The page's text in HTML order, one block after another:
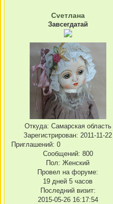
Сvетлана
Завсегдатай
Откуда: Самарская область
Зарегистрирован: 2011-11-22
Приглашений: 0
Сообщений: 800
Пол: Женский
Провел на форуме:
19 дней 5 часов
Последний визит:
2015-05-26 16:17:54